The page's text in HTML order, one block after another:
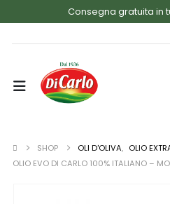
Consegna gratuita in
SHOP OLI D'OLIVA, OLIO
OLIO EVO DI CARLO 100% ITALIANO –